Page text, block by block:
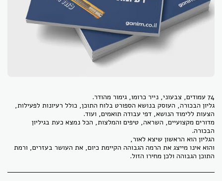
גליון הבכורה, העוסק בנושא הספורט בלוח התוכן, כולל רעיונות לפעילות,
מדורים מקצועיים, השראה, טיפים והמלצות, הכל נמצא כעת בגיליון
והוא אינו מייצג את הרמה הגבוהה הקיימת כיום, את העושר בעזרים, ורמת
התוכן הגבוהה ולכן מחירו הזול.